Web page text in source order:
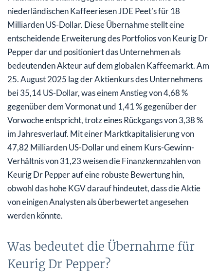
niederländischen Kaffeeriesen JDE Peet’s für 18
Milliarden US-Dollar. Diese Übernahme stellt eine
entscheidende Erweiterung des Portfolios von Keurig Dr
Pepper dar und positioniert das Unternehmen als
bedeutenden Akteur auf dem globalen Kaffeemarkt. Am
25. August 2025 lag der Aktienkurs des Unternehmens
bei 35,14 US-Dollar, was einem Anstieg von 4,68 %
gegenüber dem Vormonat und 1,41 % gegenüber der
Vorwoche entspricht, trotz eines Rückgangs von 3,38 %
im Jahresverlauf. Mit einer Marktkapitalisierung von
47,82 Milliarden US-Dollar und einem Kurs-Gewinn-
Verhältnis von 31,23 weisen die Finanzkennzahlen von
Keurig Dr Pepper auf eine robuste Bewertung hin,
obwohl das hohe KGV darauf hindeutet, dass die Aktie
von einigen Analysten als überbewertet angesehen
werden könnte.
Was bedeutet die Übernahme für
Keurig Dr Pepper?